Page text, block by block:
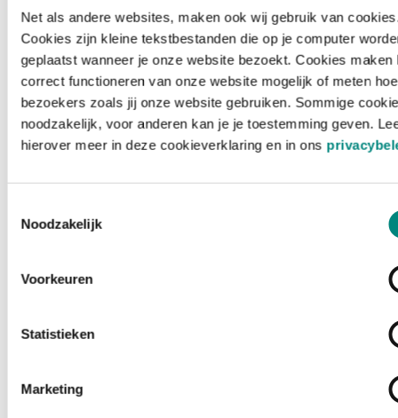
Net als andere websites, maken ook wij gebruik van
Cookies zijn kleine tekstbestanden die op je computer
geplaatst wanneer je onze website bezoekt. Cookies maken
correct functioneren van onze website mogelijk of meten hoe
bezoekers zoals jij onze website gebruiken. Sommige
noodzakelijk, voor anderen kan je je toestemming geven.
hierover meer in deze cookieverklaring en in ons
Noodzakelijk
Voorkeuren
Statistieken
Marketing